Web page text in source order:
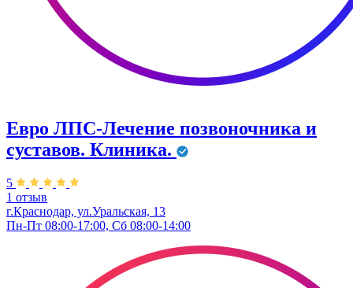
Евро ЛПС-Лечение позвоночника и
суставов. Клиника.
5
1 отзыв
г.Краснодар, ул.Уральская, 13
Пн-Пт 08:00-17:00, Сб 08:00-14:00